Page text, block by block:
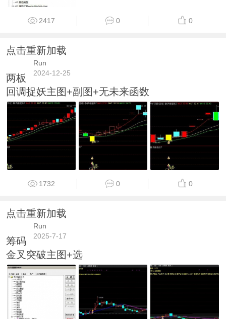
2417 0 0
点击重新加载
Run
2024-12-25
两板
回调捉妖主图+副图+无未来函数
1732 0 0
点击重新加载
Run
2025-7-17
筹码
金叉突破主图+选